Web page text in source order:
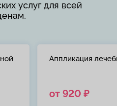
услуг для всей
Аппликация
от 920 ₽